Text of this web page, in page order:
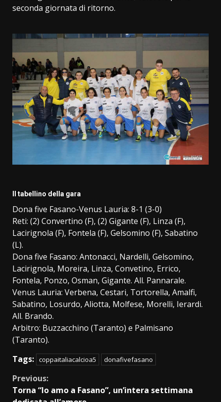
seconda giornata di ritorno.
Il tabellino della gara
Dona five Fasano-Venus Lauria: 8-1 (3-0)
Reti: (2) Convertino (F), (2) Gigante (F), Linza (F),
Lacirignola (F), Fontela (F), Gelsomino (F), Sabatino
(L).
Dona five Fasano: Antonacci, Nardelli, Gelsomino,
Lacirignola, Moreira, Linza, Convetino, Errico,
Fontela, Ponzo, Osman, Gigante. All. Pannarale.
Venus Lauria: Verbena, Cestari, Tortorella, Amalfi,
Sabatino, Losurdo, Aliotta, Molfese, Morelli, Ierardi.
All. Brando.
Arbitro: Buzzacchino (Taranto) e Palmisano
(Taranto).
Tags: coppaitaliacalcioa5 donafivefasano
Continue
Previous:
Torna “Io amo a Fasano”, un’intera settimana